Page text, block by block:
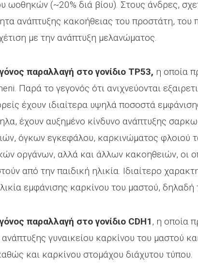
ωοθηκών (~20% διά βίου). Στους άνδρες,
ανάπτυξης κακοήθειας του προστάτη, του
με την ανάπτυξη μελανώματος.
παραλλαγή στο γονίδιο TP53, η οποία
Παρά το γεγονός ότι ανιχνεύονται
έχουν ιδιαίτερα υψηλά ποσοστά
έχουν αυξημένο κίνδυνο ανάπτυξης
όγκων εγκεφάλου, καρκινώματος φλοιού
οργάνων, αλλά και άλλων κακοηθειών, οι
από την παιδική ηλικία. Ιδιαίτερο
εμφάνισης καρκίνου του μαστού, δηλαδή
παραλλαγή στο γονίδιο CDH1, η οποία
ανάπτυξης γυναικείου καρκίνου του μαστού
και καρκίνου στομάχου διάχυτου τύπου.